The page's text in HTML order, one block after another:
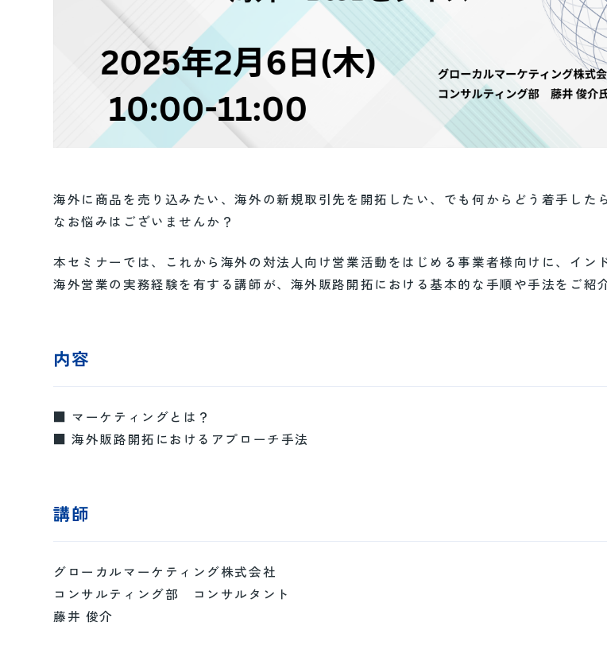
海外に商品を売り込みたい、海外の新規取引先を開拓したい、でも何からどう着手した
なお悩みはございませんか？
本セミナーでは、これから海外の対法人向け営業活動をはじめる事業者様向けに、イン
海外営業の実務経験を有する講師が、海外販路開拓における基本的な手順や手法をご紹
内容
■ マーケティングとは？
■ 海外販路開拓におけるアプローチ手法
講師
グローカルマーケティング株式会社
コンサルティング部 コンサルタント
藤井 俊介